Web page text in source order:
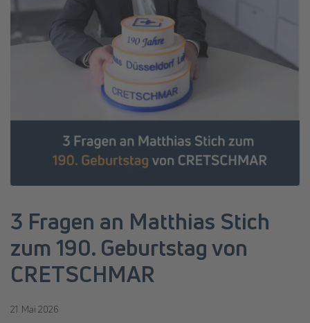
3 Fragen an Matthias Stich
zum 190. Geburtstag von
CRETSCHMAR
21. Mai 2026